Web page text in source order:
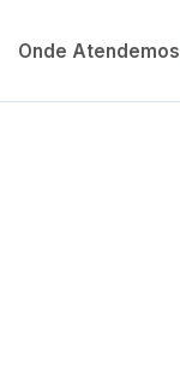
Onde Atendemos